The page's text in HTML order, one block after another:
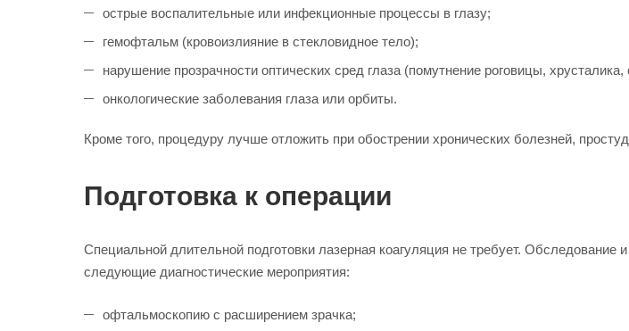
острые воспалительные или инфекционные процессы в глазу;
гемофтальм (кровоизлияние в стекловидное тело);
нарушение прозрачности оптических сред глаза (помутнение роговицы, хрусталика,
онкологические заболевания глаза или орбиты.
Кроме того, процедуру лучше отложить при обострении хронических болезней,
Подготовка к операции
Специальной длительной подготовки лазерная коагуляция не требует.
следующие диагностические мероприятия:
офтальмоскопию с расширением зрачка;